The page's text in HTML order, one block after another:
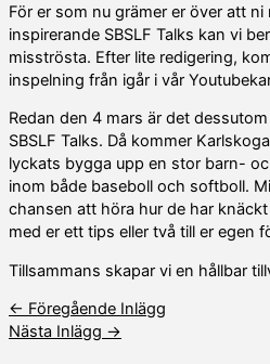
För er som nu grämer er över att
inspirerande SBSLF Talks kan vi
misströsta. Efter lite redigering,
inspelning från igår i vår
Redan den 4 mars är det
SBSLF Talks. Då kommer
lyckats bygga upp en stor barn-
inom både baseboll och softboll.
chansen att höra hur de har
med er ett tips eller två till er egen
Tillsammans skapar vi en hållbar
← Föregående Inlägg
Nästa Inlägg →